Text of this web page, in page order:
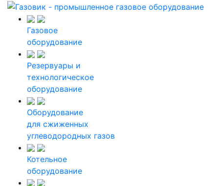
Газовое
оборудование
Резервуары и
технологическое
оборудование
Оборудование
для сжиженных
углеводородных газов
Котельное
оборудование